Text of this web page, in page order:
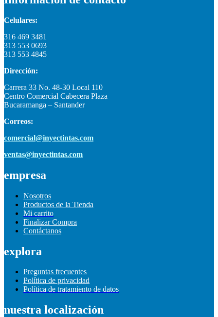
Celulares:
316 469 3481
313 553 0693
313 553 4845
Dirección:
Carrera 33 No. 48-30 Local 110
Centro Comercial Cabecera Plaza
Bucaramanga – Santander
Correos:
comercial@inyectintas.com
ventas@inyectintas.com
empresa
Nosotros
Productos de la Tienda
Mi carrito
Finalizar Compra
Contáctanos
explora
Preguntas frecuentes
Política de privacidad
Política de tratamiento de datos
nuestra localización